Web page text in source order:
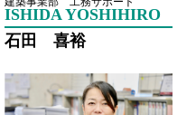
ISHIDA YOSHIHIRO
石田 喜裕